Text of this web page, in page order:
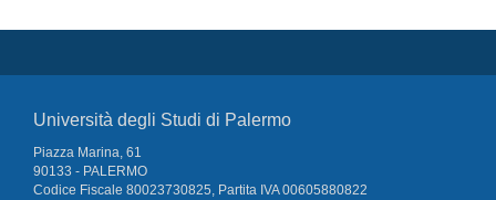
Università degli Studi di Palermo
Piazza Marina, 61
90133 - PALERMO
Codice Fiscale 80023730825, Partita IVA 00605880822